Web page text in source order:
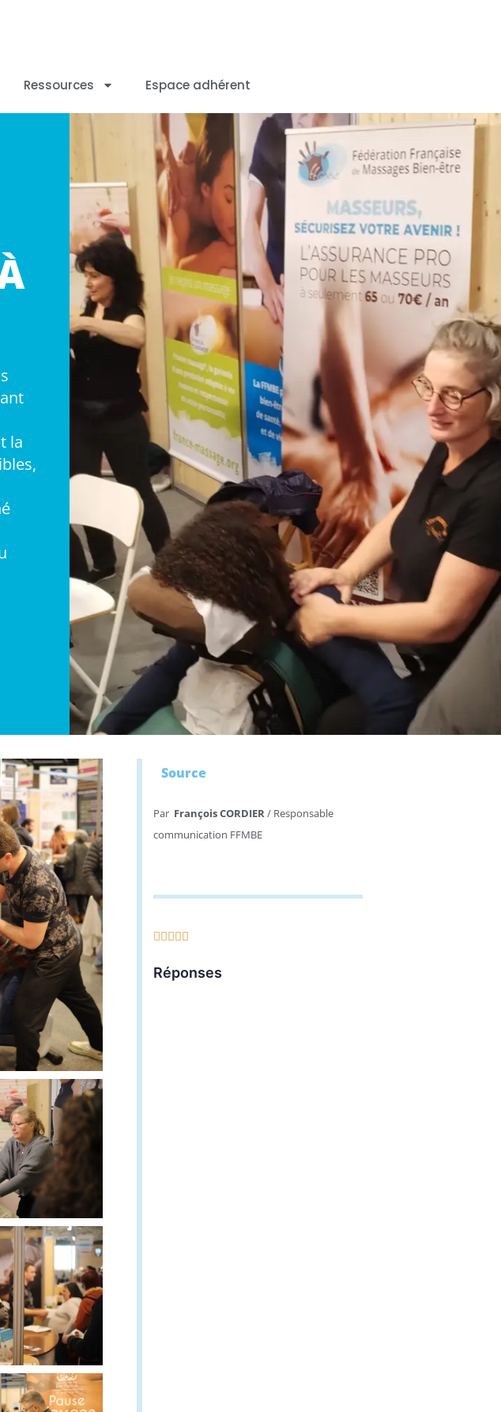
Ressources Espace adhérent
la
Source
Par François CORDIER/ Responsable
communication FFMBE
    
Réponses